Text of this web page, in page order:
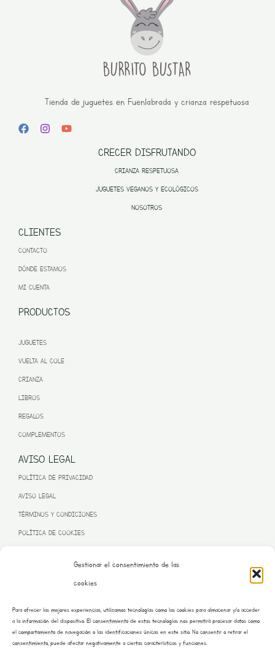
Gestionar el consentimiento de las
cookies
Para ofrecer las mejores experiencias, utilizamos tecnologías como las cookies para almacenar y/o acceder
a la información del dispositivo. El consentimiento de estas tecnologías nos permitirá procesar datos como
el comportamiento de navegación o las identificaciones únicas en este sitio. No consentir o retirar el
consentimiento, puede afectar negativamente a ciertas características y funciones.
Tienda de juguetes en Fuenlabrada y crianza respetuosa
CRECER DISFRUTANDO
CRIANZA RESPETUOSA
JUGUETES VEGANOS Y ECOLÓGICOS
NOSOTROS
CLIENTES
CONTACTO
DÓNDE ESTAMOS
MI CUENTA
PRODUCTOS
JUGUETES
VUELTA AL COLE
CRIANZA
LIBROS
REGALOS
COMPLEMENTOS
AVISO LEGAL
POLÍTICA DE PRIVACIDAD
AVISO LEGAL
TÉRMINOS Y CONDICIONES
POLÍTICA DE COOKIES
– NEXT GENERATION EU